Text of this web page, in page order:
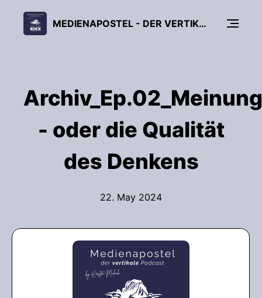
MEDIENAPOSTEL - DER VERTIKALE PODCAST
- oder die Qualität
des Denkens
22. May 2024